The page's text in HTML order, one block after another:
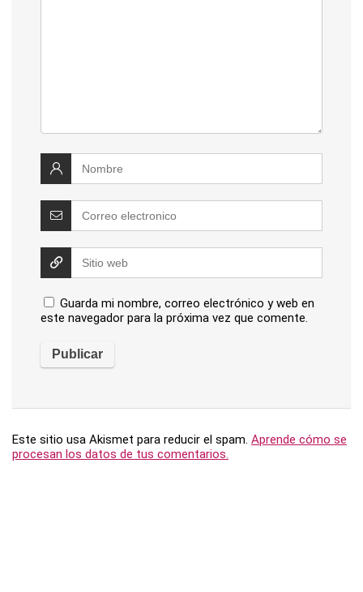
Guarda mi nombre, correo electrónico y web en
este navegador para la próxima vez que comente.
Este sitio usa Akismet para reducir el spam. Aprende cómo se
procesan los datos de tus comentarios.